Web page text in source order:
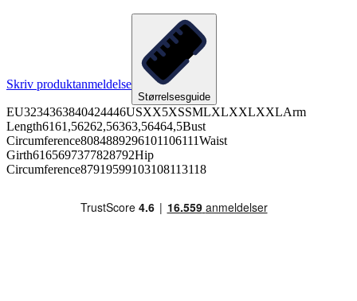
Skriv produktanmeldelse
Størrelsesguide
EU3234363840424446USXX5XSSMLXLXXLXXLArm
Length6161,56262,56363,56464,5Bust
Circumference8084889296101106111Waist
Girth6165697377828792Hip
Circumference87919599103108113118